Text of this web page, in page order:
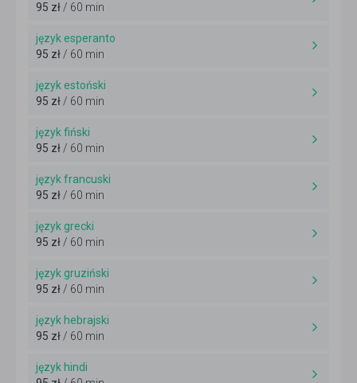
95 zł / 60 min
język esperanto
95 zł / 60 min
język estoński
95 zł / 60 min
język fiński
95 zł / 60 min
język francuski
95 zł / 60 min
język grecki
95 zł / 60 min
język gruziński
95 zł / 60 min
język hebrajski
95 zł / 60 min
język hindi